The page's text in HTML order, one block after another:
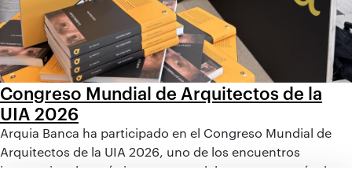
Congreso Mundial de Arquitectos de la
UIA 2026
Arquia Banca ha participado en el Congreso Mundial de
Arquitectos de la UIA 2026, uno de los encuentros
internacionales más importantes del sector, con más de